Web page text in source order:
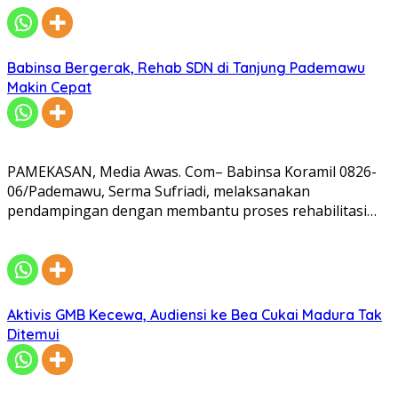
Babinsa Bergerak, Rehab SDN di Tanjung Pademawu
Makin Cepat
PAMEKASAN, Media Awas. Com– Babinsa Koramil 0826-
06/Pademawu, Serma Sufriadi, melaksanakan
pendampingan dengan membantu proses rehabilitasi…
Aktivis GMB Kecewa, Audiensi ke Bea Cukai Madura Tak
Ditemui